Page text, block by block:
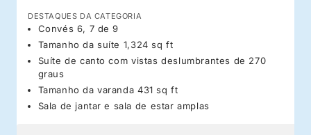
DESTAQUES DA CATEGORIA
Convés 6, 7 de 9
Tamanho da suíte 1,324 sq ft
Suíte de canto com vistas deslumbrantes de 270
graus
Tamanho da varanda 431 sq ft
Sala de jantar e sala de estar amplas